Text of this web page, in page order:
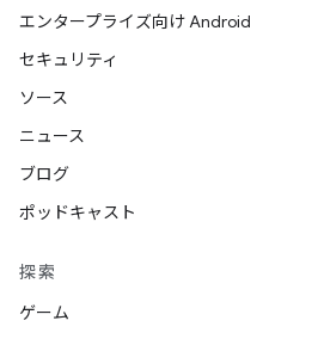
エンタープライズ向け Android
セキュリティ
ソース
ニュース
ブログ
ポッドキャスト
探索
ゲーム